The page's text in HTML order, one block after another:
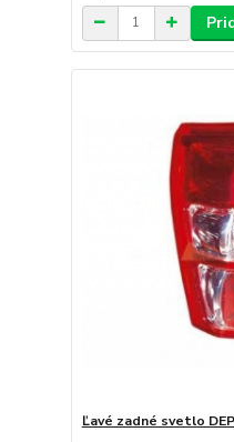
Ľavé zadné svetlo